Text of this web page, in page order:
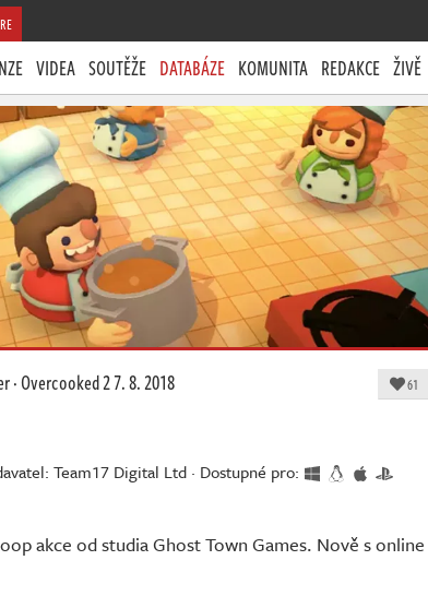
VIDEA SOUTĚŽE DATABÁZE KOMUNITA REDAKCE ŽIVĚ
·Overcooked 27. 8. 2018 61
Team17 Digital Ltd · Dostupné pro:
akce od studia Ghost Town Games. Nově s online